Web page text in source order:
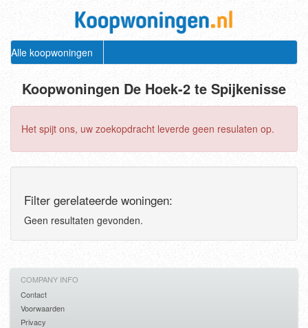
Alle koopwoningen
Koopwoningen De Hoek-2 te Spijkenisse
Het spijt ons, uw zoekopdracht leverde geen resulaten op.
Filter gerelateerde woningen:
Geen resultaten gevonden.
COMPANY INFO
Contact
Voorwaarden
Privacy